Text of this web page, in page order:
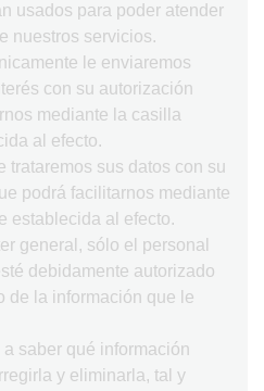
usados para poder atender
nuestros servicios.
le enviaremos
con su autorización
mediante la casilla
al efecto.
trataremos sus datos con su
podrá facilitarnos mediante
establecida al efecto.
general, sólo el personal
debidamente autorizado
de la información que le
saber qué información
y eliminarla, tal y